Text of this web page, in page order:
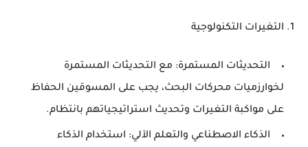
1. التغيرات التكنولوجية
التحديثات المستمرة: مع التحديثات المستمرة
لخوارزميات محركات البحث، يجب على المسوقين الحفاظ
على مواكبة التغيرات وتحديث استراتيجياتهم بانتظام.
الذكاء الاصطناعي والتعلم الآلي: استخدام الذكاء